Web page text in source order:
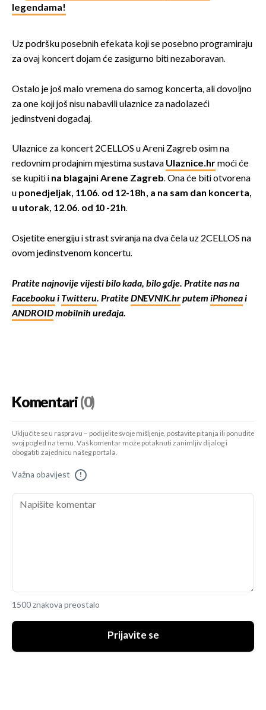
legendama!
Uz podršku posebnih efekata koji se posebno programiraju
za ovaj koncert dojam će zasigurno biti nezaboravan.
Ostalo je još malo vremena do samog koncerta, ali dovoljno
za one koji još nisu nabavili ulaznice za nadolazeći
jedinstveni događaj.
Ulaznice za koncert 2CELLOS u Areni Zagreb osim na
redovnim prodajnim mjestima sustava Ulaznice.hrmoći će
se kupiti i na blagajni Arene Zagreb. Ona će biti otvorena
u ponedjeljak, 11.06. od 12-18h, a na sam dan koncerta,
u utorak, 12.06. od 10 -21h.
Osjetite energiju i strast sviranja na dva čela uz 2CELLOS na
ovom jedinstvenom koncertu.
Pratite najnovije vijesti bilo kada, bilo gdje. Pratite nas na
Facebookui Twitteru. PratiteDNEVNIK.hrputem iPhoneai
ANDROIDmobilnih uređaja.
Komentari(0)
Uključite se u raspravu – podijelite svoje mišljenje, postavite pitanja ili ponudite
svoj pogled na temu. Vaš komentar može potaknuti zanimljiv dijalog i
obogatiti zajednicu našeg portala.
Važna obavijest !
1500 znakova preostalo
Prijavite se